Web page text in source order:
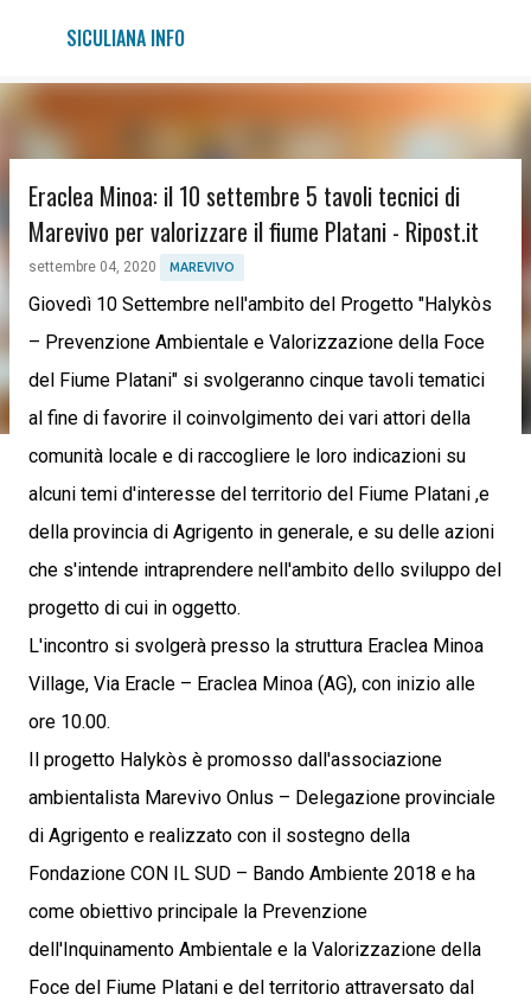
Passa ai contenuti principali
SICULIANA INFO
Eraclea Minoa: il 10 settembre 5 tavoli tecnici di
Marevivo per valorizzare il fiume Platani - Ripost.it
settembre 04, 2020 MAREVIVO
Giovedì 10 Settembre nell'ambito del Progetto "Halykòs
– Prevenzione Ambientale e Valorizzazione della Foce
del Fiume Platani" si svolgeranno cinque tavoli tematici
al fine di favorire il coinvolgimento dei vari attori della
comunità locale e di raccogliere le loro indicazioni su
alcuni temi d'interesse del territorio del Fiume Platani ,e
della provincia di Agrigento in generale, e su delle azioni
che s'intende intraprendere nell'ambito dello sviluppo del
progetto di cui in oggetto.
L'incontro si svolgerà presso la struttura Eraclea Minoa
Village, Via Eracle – Eraclea Minoa (AG), con inizio alle
ore 10.00.
Il progetto Halykòs è promosso dall'associazione
ambientalista Marevivo Onlus – Delegazione provinciale
di Agrigento e realizzato con il sostegno della
Fondazione CON IL SUD – Bando Ambiente 2018 e ha
come obiettivo principale la Prevenzione
dell'Inquinamento Ambientale e la Valorizzazione della
Foce del Fiume Platani e del territorio attraversato dal